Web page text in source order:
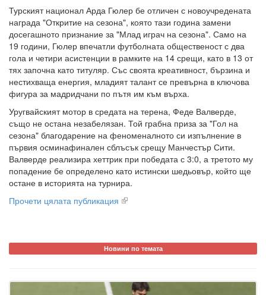
Турският национал Арда Гюлер бе отличен с новоучредената
награда "Откритие на сезона", която тази година замени
досегашното признание за "Млад играч на сезона". Само на
19 години, Гюлер впечатли футболната общественост с два
гола и четири асистенции в рамките на 14 срещи, като в 13 от
тях започна като титуляр. Със своята креативност, бързина и
нестихваща енергия, младият талант се превърна в ключова
фигура за мадридчани по пътя им към върха.
Уругвайският мотор в средата на терена, Феде Валверде,
също не остана незабелязан. Той грабна приза за "Гол на
сезона" благодарение на феноменалното си изпълнение в
първия осминафинален сблъсък срещу Манчестър Сити.
Валверде реализира хеттрик при победата с 3:0, а третото му
попадение бе определено като истински шедьовър, който ще
остане в историята на турнира.
Прочети цялата публикация
Новини по темата